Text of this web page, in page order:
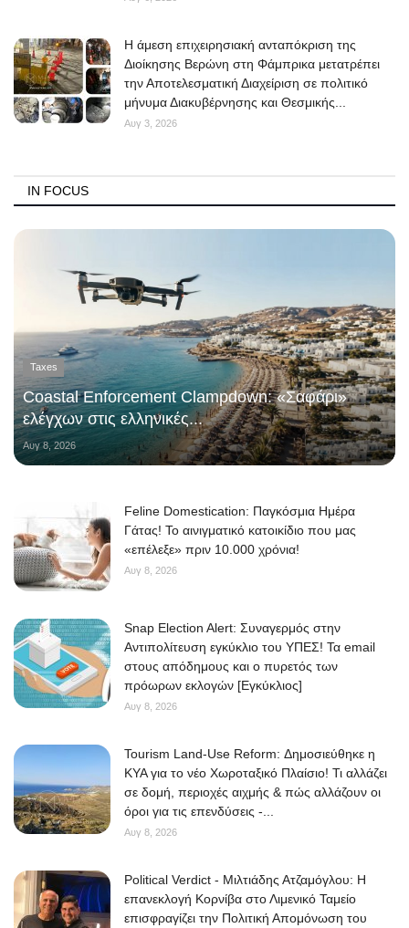
Η άμεση επιχειρησιακή ανταπόκριση της
Διοίκησης Βερώνη στη Φάμπρικα μετατρέπει
την Αποτελεσματική Διαχείριση σε πολιτικό
μήνυμα Διακυβέρνησης και Θεσμικής...
Αυγ 3, 2026
IN FOCUS
Taxes
Coastal Enforcement Clampdown: «Σαφάρι»
ελέγχων στις ελληνικές...
Αυγ 8, 2026
Feline Domestication: Παγκόσμια Ημέρα
Γάτας! Το αινιγματικό κατοικίδιο που μας
«επέλεξε» πριν 10.000 χρόνια!
Αυγ 8, 2026
Snap Election Alert: Συναγερμός στην
Αντιπολίτευση εγκύκλιο του ΥΠΕΣ! Τα email
στους απόδημους και ο πυρετός των
πρόωρων εκλογών [Εγκύκλιος]
Αυγ 8, 2026
Tourism Land-Use Reform: Δημοσιεύθηκε η
ΚΥΑ για το νέο Χωροταξικό Πλαίσιο! Τι αλλάζει
σε δομή, περιοχές αιχμής & πώς αλλάζουν οι
όροι για τις επενδύσεις -...
Αυγ 8, 2026
Political Verdict - Μιλτιάδης Ατζαμόγλου: Η
επανεκλογή Κορνίβα στο Λιμενικό Ταμείο
επισφραγίζει την Πολιτική Απομόνωση του